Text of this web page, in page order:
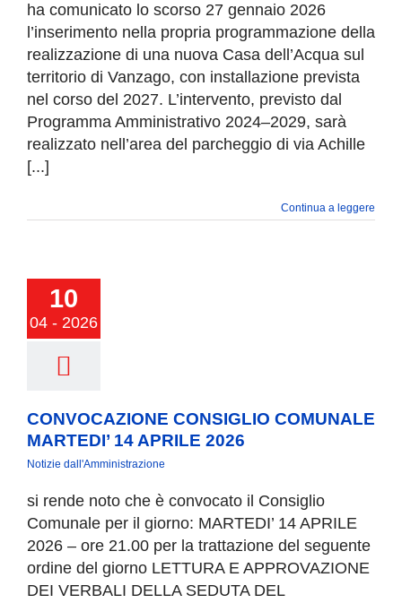
ha comunicato lo scorso 27 gennaio 2026
l’inserimento nella propria programmazione della
realizzazione di una nuova Casa dell’Acqua sul
territorio di Vanzago, con installazione prevista
nel corso del 2027. L’intervento, previsto dal
Programma Amministrativo 2024–2029, sarà
realizzato nell’area del parcheggio di via Achille
[...]
Continua a leggere
10
04 - 2026
14
2026
CONVOCAZIONE CONSIGLIO COMUNALE
MARTEDI’ 14 APRILE 2026
Notizie dall'Amministrazione
si rende noto che è convocato il Consiglio
Comunale per il giorno: MARTEDI’ 14 APRILE
2026 – ore 21.00 per la trattazione del seguente
ordine del giorno LETTURA E APPROVAZIONE
DEI VERBALI DELLA SEDUTA DEL